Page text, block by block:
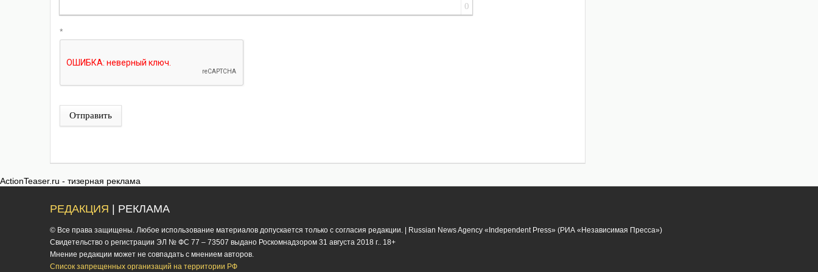
0
*
Отправить
ActionTeaser.ru - тизерная реклама
РЕДАКЦИЯ | РЕКЛАМА
© Все права защищены. Любое использование материалов допускается только с согласия редакции. | Russian News Agency «Independent Press» (РИА «Независимая Пресса»)
Cвидетельство о регистрации ЭЛ № ФС 77 – 73507 выдано Роскомнадзором 31 августа 2018 г.. 18+
Мнение редакции может не совпадать с мнением авторов.
Список запрещенных организаций на территории РФ